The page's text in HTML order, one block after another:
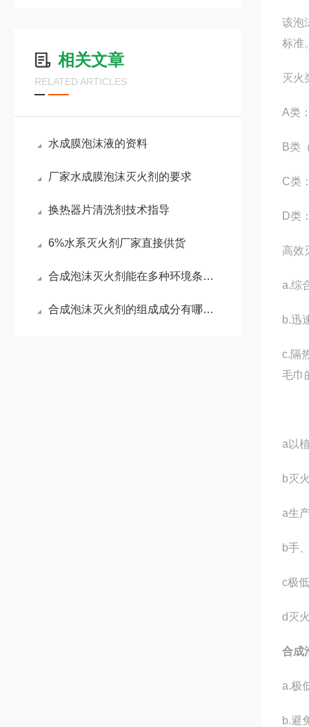
相关文章
RELATED ARTICLES
水成膜泡沫液的资料
厂家水成膜泡沫灭火剂的要求
换热器片清洗剂技术指导
6%水系灭火剂厂家直接供货
合成泡沫灭火剂能在多种环境条件下保持稳定
合成泡沫灭火剂的组成成分有哪些？
该泡
标准
灭火
A类
B类
C类
D类
高效
a.综
b.迅
c.隔
毛巾
a以
b灭
a生
b手
c极
d灭
合成
a.极
b.避